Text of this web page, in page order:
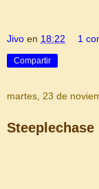
Jivo en 18:22 1
Compartir
martes, 23 de